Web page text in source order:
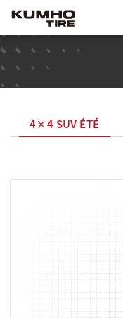
4×4 SUV ÉTÉ